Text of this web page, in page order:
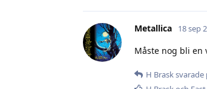
Metallica 18 sep
Måste nog bli en
H Brasksvarade